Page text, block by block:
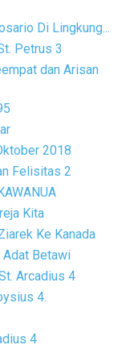
Di Lingkung...
Petrus 3
dan Arisan
2018
Felisitas 2
Kita
Ke Kanada
Adat Betawi
Arcadius 4
4.
4